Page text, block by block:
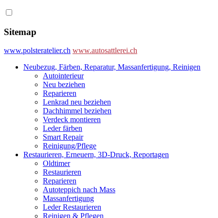
Sitemap
www.polsteratelier.ch www.autosattlerei.ch
Neubezug, Färben, Reparatur, Massanfertigung, Reinigen
Autointerieur
Neu beziehen
Reparieren
Lenkrad neu beziehen
Dachhimmel beziehen
Verdeck montieren
Leder färben
Smart Repair
Reinigung/Pflege
Restaurieren, Erneuern, 3D-Druck, Reportagen
Oldtimer
Restaurieren
Reparieren
Autoteppich nach Mass
Massanfertigung
Leder Restaurieren
Reinigen & Pflegen